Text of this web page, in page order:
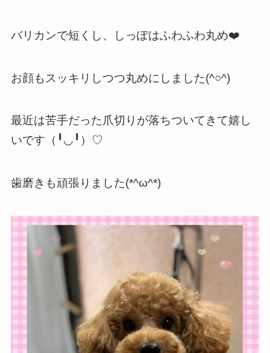
バリカンで短くし、しっぽはふわふわ丸め❤️
お顔もスッキリしつつ丸めにしました(^○^)
最近は苦手だった爪切りが落ちついてきて嬉し
いです（╹◡╹）♡
歯磨きも頑張りました(*^ω^*)